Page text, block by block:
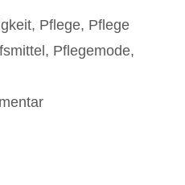
, Pflege, Pflege
, Pflegemode,